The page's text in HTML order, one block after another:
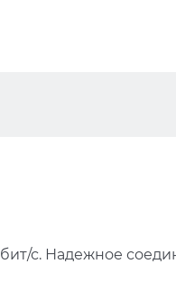
с. Надежное